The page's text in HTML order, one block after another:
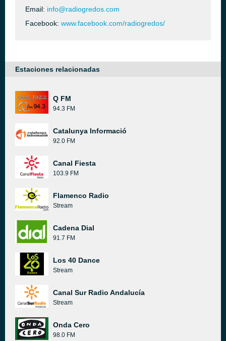
Email: info@radiogredos.com
Facebook: www.facebook.com/radiogredos/
Estaciones relacionadas
Q FM
94.3 FM
Catalunya Informació
92.0 FM
Canal Fiesta
103.9 FM
Flamenco Radio
Stream
Cadena Dial
91.7 FM
Los 40 Dance
Stream
Canal Sur Radio Andalucía
Stream
Onda Cero
98.0 FM